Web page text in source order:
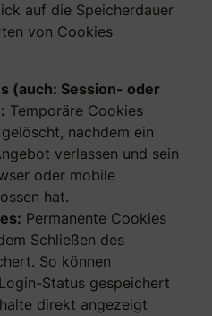
auf die Speicherdauer
von Cookies
(auch: Session- oder
Temporäre Cookies
nachdem ein
verlassen und sein
oder mobile
hat.
Permanente Cookies
Schließen des
So können
Status gespeichert
direkt angezeigt